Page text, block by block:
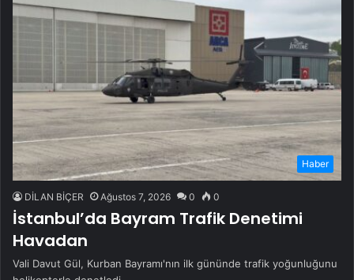
Haber
DİLAN BİÇER Ağustos 7, 2026 0 0
İstanbul’da Bayram Trafik Denetimi
Havadan
Vali Davut Gül, Kurban Bayramı'nın ilk gününde trafik yoğunluğunu